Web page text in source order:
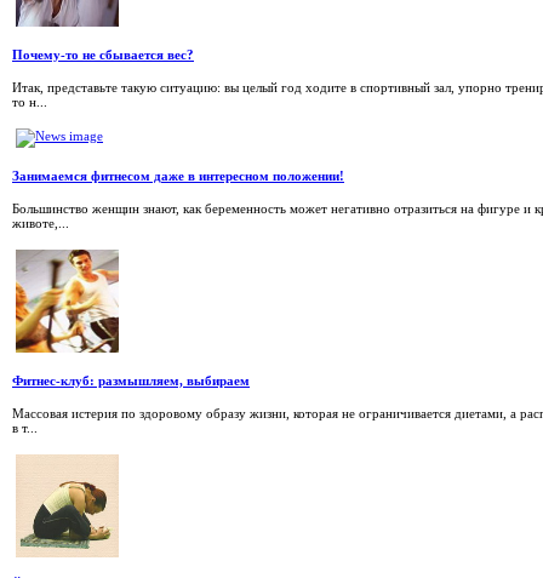
Почему-то не сбывается вес?
Итак, представьте такую ситуацию: вы целый год ходите в спортивный зал, упорно
то н...
Занимаемся фитнесом даже в интересном положении!
Большинство женщин знают, как беременность может негативно отразиться на фигуре и
животе,...
Фитнес-клуб: размышляем, выбираем
Массовая истерия по здоровому образу жизни, которая не ограничивается диетами, а
в т...